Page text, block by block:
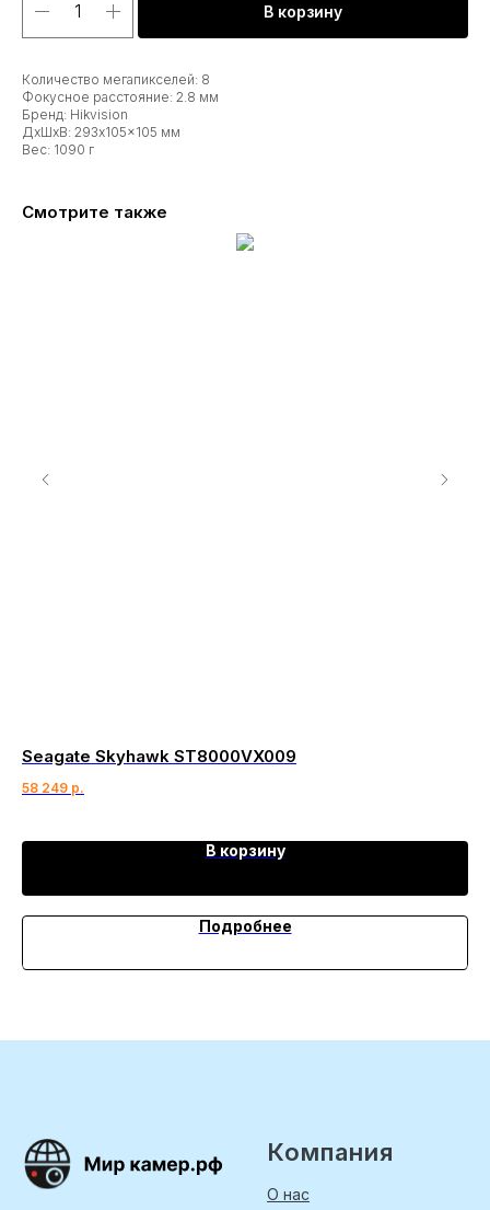
В корзину
Количество мегапикселей: 8
Фокусное расстояние: 2.8 мм
Бренд: Hikvision
ДxШxВ: 293x105x105 мм
Вес: 1090 г
Смотрите также
Seagate Skyhawk ST8000VX009
58 249 р.
В корзину
Подробнее
Компания
О нас